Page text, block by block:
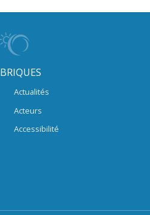
Actualités
Acteurs
Accessibilité